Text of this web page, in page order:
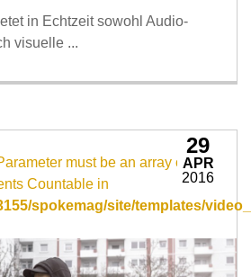
in Echtzeit sowohl Audio-
visuelle ...
must be an array or an
Countable in
spokemag/site/templates/
29
APR
2016